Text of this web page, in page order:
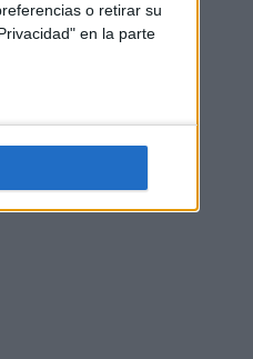
o retirar su
en la parte